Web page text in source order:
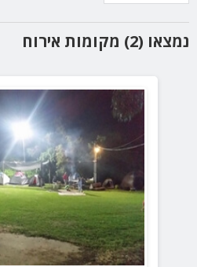
נמצאו (2) מקומות אירוח